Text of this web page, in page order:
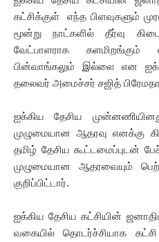
கட்சிக்குள் எந்த பிளவுகளும்
மூன்று நாட்களில் தீர்வு
வேட்பாளராக களமிறங்கும்
பின்வாங்கலும் இல்லை என
தலைவர் அமைச்சர் சஜித்
ஐக்கிய தேசிய
முழுமையான ஆதரவு எனக்கு
தமிழ் தேசிய கூட்டமைப்புடன்
முழுமையான ஆதரவையும்
குறிப்பிட்டார்.
ஐக்கிய தேசிய கட்சியின்
வகையில் தொடர்ச்சியாக கட்சி